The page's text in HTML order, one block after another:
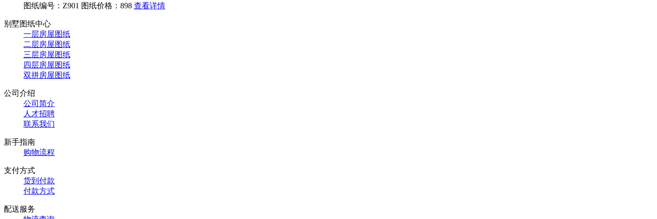
图纸编号：Z901 图纸价格：898 查看详情
别墅图纸中心
一层房屋图纸
二层房屋图纸
三层房屋图纸
四层房屋图纸
双拼房屋图纸
公司介绍
公司简介
人才招聘
联系我们
新手指南
购物流程
支付方式
货到付款
付款方式
配送服务